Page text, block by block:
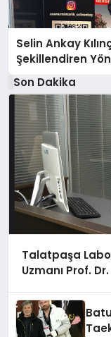
Selin Ankay
Şekillendiren
Son Dakika
Talatpaşa
Uzmanı Prof.